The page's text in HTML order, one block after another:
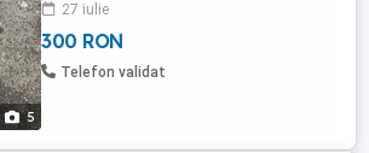
5
27 iulie
300 RON
Telefon validat